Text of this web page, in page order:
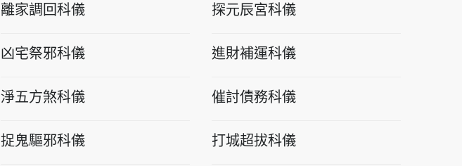
離家調回科儀
凶宅祭邪科儀
淨五方煞科儀
捉鬼驅邪科儀
探元辰宮科儀
進財補運科儀
催討債務科儀
打城超拔科儀